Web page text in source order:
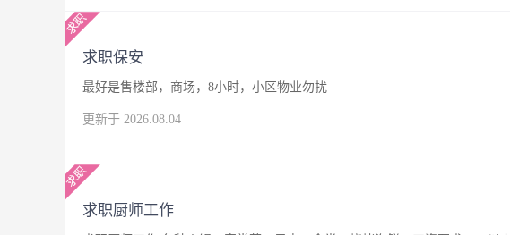
求职保安
最好是售楼部，商场，8小时，小区物业勿扰
更新于 2026.08.04
求职厨师工作